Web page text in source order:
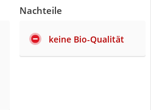
Nachteile
keine Bio-Qualität